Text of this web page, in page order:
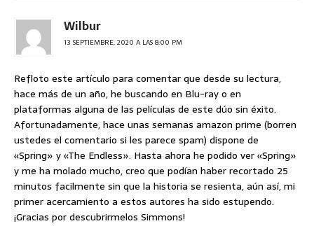
Wilbur
13 SEPTIEMBRE, 2020 A LAS 8:00 PM
Refloto este artículo para comentar que desde su lectura,
hace más de un año, he buscando en Blu-ray o en
plataformas alguna de las películas de este dúo sin éxito.
Afortunadamente, hace unas semanas amazon prime (borren
ustedes el comentario si les parece spam) dispone de
«Spring» y «The Endless». Hasta ahora he podido ver «Spring»
y me ha molado mucho, creo que podían haber recortado 25
minutos facilmente sin que la historia se resienta, aún así, mi
primer acercamiento a estos autores ha sido estupendo.
¡Gracias por descubrirmelos Simmons!